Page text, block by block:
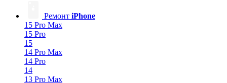
Ремонт iPhone
15 Pro Max
15 Pro
15
14 Pro Max
14 Pro
14
13 Pro Max